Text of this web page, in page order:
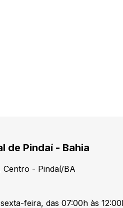
de Pindaí - Bahia
Centro - Pindaí/BA
feira, das 07:00h às